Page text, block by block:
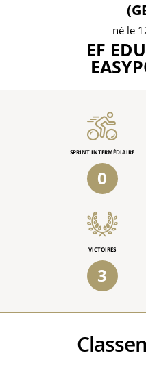
né le
EF
SPRINT INTERMÉDIAIRE
0
VICTOIRES
3